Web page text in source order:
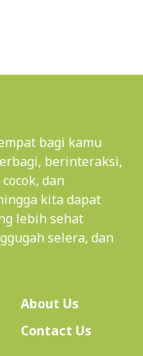
bagi kamu
berinteraksi,
dan
kita dapat
lebih sehat
selera, dan
About Us(current)
Contact Us